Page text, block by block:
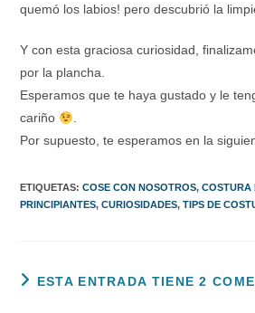
quemó los labios! pero descubrió la
Y con esta graciosa curiosidad,
por la plancha.
Esperamos que te haya gustado y le
cariño
.
Por supuesto, te esperamos en la
ETIQUETAS:COSE CON NOSOTROS, COSTURA
PRINCIPIANTES, CURIOSIDADES, TIPS DE
ESTA ENTRADA TIENE 2